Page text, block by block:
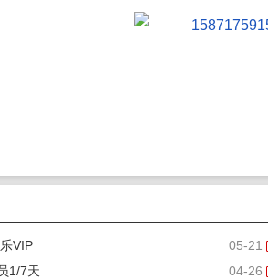
05-21
VIP
04-26
1/7天